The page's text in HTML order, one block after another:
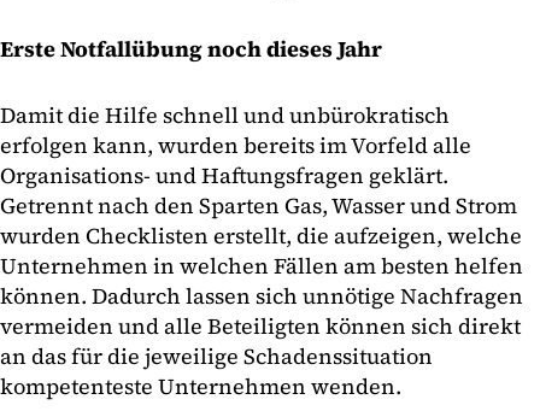
Erste Notfallübung noch dieses Jahr
Damit die Hilfe schnell und unbürokratisch
erfolgen kann, wurden bereits im Vorfeld alle
Organisations- und Haftungsfragen geklärt.
Getrennt nach den Sparten Gas, Wasser und Strom
wurden Checklisten erstellt, die aufzeigen, welche
Unternehmen in welchen Fällen am besten helfen
können. Dadurch lassen sich unnötige Nachfragen
vermeiden und alle Beteiligten können sich direkt
an das für die jeweilige Schadenssituation
kompetenteste Unternehmen wenden.